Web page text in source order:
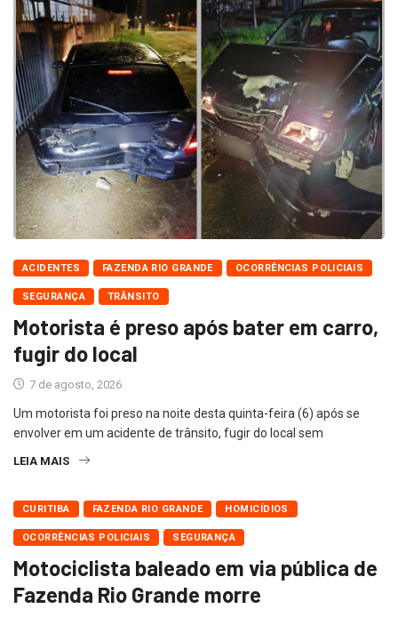
ACIDENTES FAZENDA RIO GRANDE OCORRÊNCIAS POLICIAIS
SEGURANÇA TRÂNSITO
Motorista é preso após bater em carro,
fugir do local
7 de agosto, 2026
Um motorista foi preso na noite desta quinta-feira (6) após se
envolver em um acidente de trânsito, fugir do local sem
LEIA MAIS
CURITIBA FAZENDA RIO GRANDE HOMICÍDIOS
OCORRÊNCIAS POLICIAIS SEGURANÇA
Motociclista baleado em via pública de
Fazenda Rio Grande morre